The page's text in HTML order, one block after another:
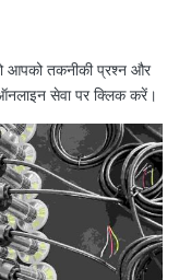
आपको तकनीकी प्रश्न और
सेवा पर क्लिक करें।